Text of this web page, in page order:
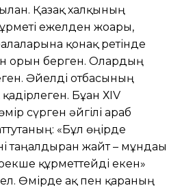
Қазақ халқының
ежелден жоғары,
қонақ ретінде
орын берген. Олардың
Әйелді отбасының
Бұған ХIV
сүрген әйгілі араб
«Бұл өңірде
жайт – мұндағы
құрметтейді екен»
Өмірде ақ пен қараның